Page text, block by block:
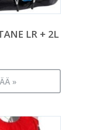
LR + 2L
»